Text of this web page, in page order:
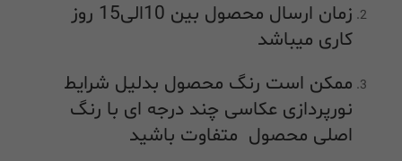
زمان ارسال محصول بین 10الی15 روز
کاری میباشد
ممکن است رنگ محصول بدلیل شرایط
نورپردازی عکاسی چند درجه ای با رنگ
اصلی محصول متفاوت باشید